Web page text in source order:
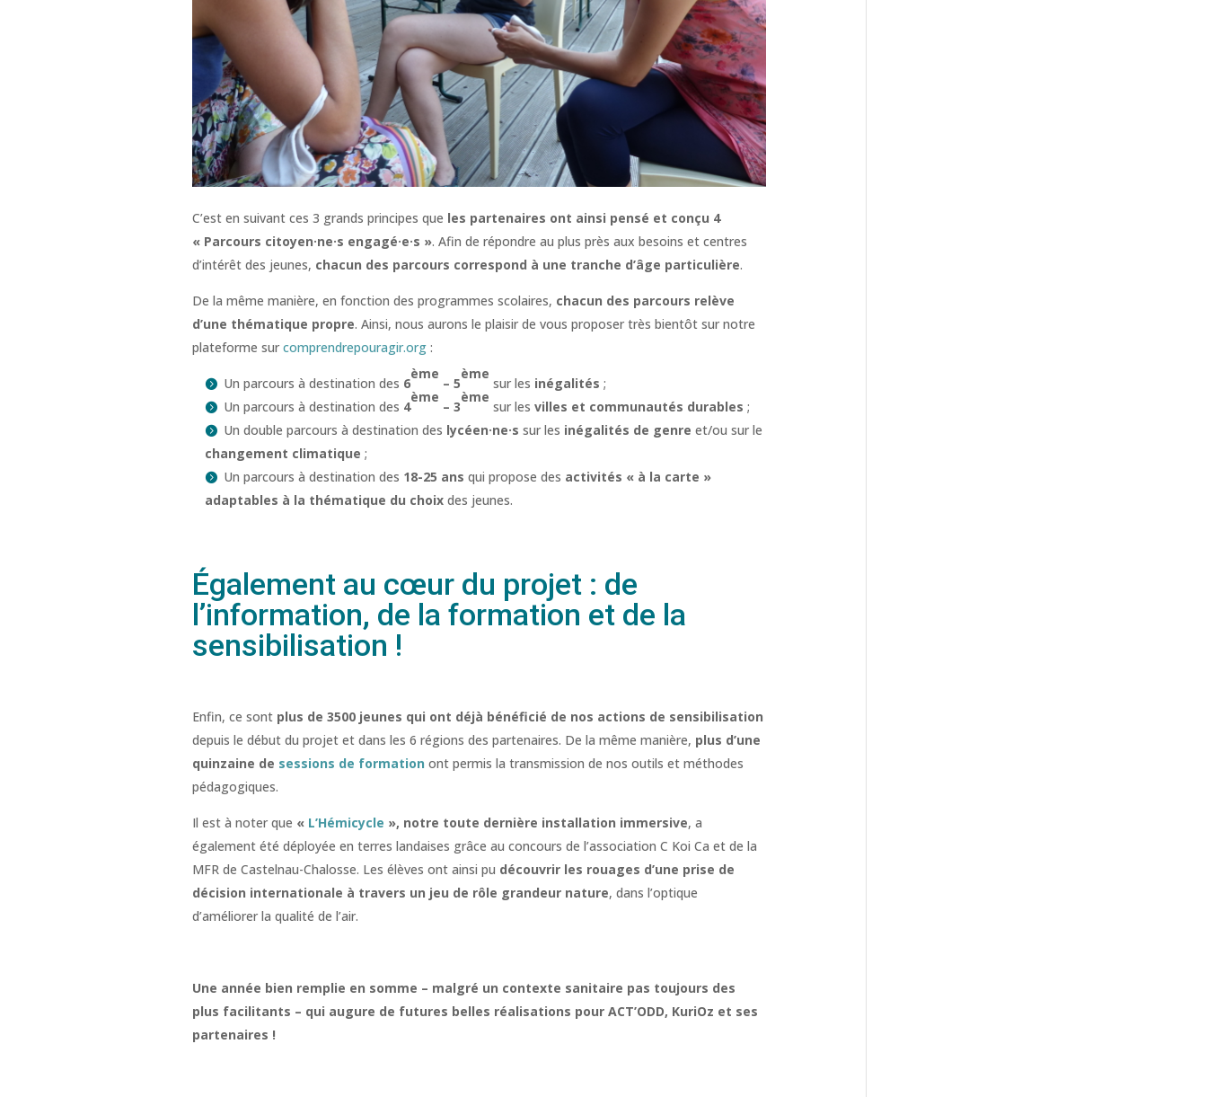
C’est en suivant ces 3 grands principes que les partenaires ont ainsi pensé et conçu 4
« Parcours citoyen·ne·s engagé·e·s ». Afin de répondre au plus près aux besoins et centres
d’intérêt des jeunes, chacun des parcours correspond à une tranche d’âge particulière.
De la même manière, en fonction des programmes scolaires, chacun des parcours relève
d’une thématique propre. Ainsi, nous aurons le plaisir de vous proposer très bientôt sur notre
plateforme surcomprendrepouragir.org :
Un parcours à destination des 6
ème
– 5
ème
sur les inégalités;
Un parcours à destination des 4
ème
– 3
ème
sur lesvilles et communautés durables ;
Un double parcours à destination des lycéen·ne·s sur les inégalités de genre et/ou sur le
changement climatique ;
Un parcours à destination des 18-25 ans qui propose des activités « à la carte »
adaptables à la thématique du choix des jeunes.
Également au cœur du projet : de
l’information, de la formation et de la
sensibilisation !
Enfin, ce sont plus de 3500 jeunes qui ont déjà bénéficié de nos actions de sensibilisation
depuis le début du projet et dans les 6 régions des partenaires. De la même manière, plus d’une
quinzaine de sessions de formation ont permis la transmission de nos outils et méthodes
pédagogiques.
Il est à noter que « L’Hémicycle », notre toute dernière installation immersive, a
également été déployée en terres landaises grâce au concours de l’association C Koi Ca et de la
MFR de Castelnau-Chalosse. Les élèves ont ainsi pu découvrir les rouages d’une prise de
décision internationale à travers un jeu de rôle grandeur nature, dans l’optique
d’améliorer la qualité de l’air.
Une année bien remplie en somme – malgré un contexte sanitaire pas toujours des
plus facilitants – qui augure de futures belles réalisations pour ACT’ODD, KuriOz et ses
partenaires !